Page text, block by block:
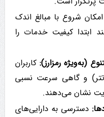
شروع با مبالغ اندک
ابتدا کیفیت خدمات را
(به‌ویژه رمزارز):کاربران
تتر) و گاهی سرعت نسبی
نشان می‌دهند.
دسترسی به دارایی‌های